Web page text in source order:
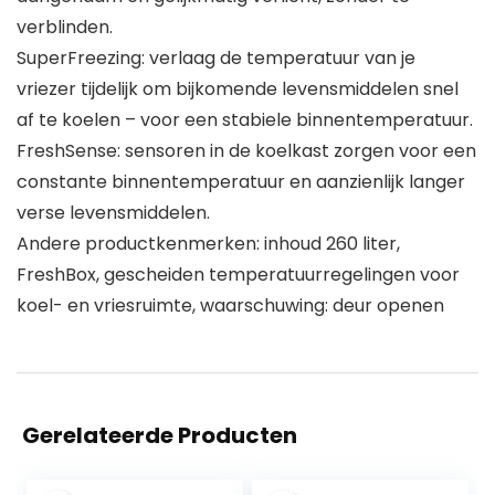
verblinden.
SuperFreezing: verlaag de temperatuur van je
vriezer tijdelijk om bijkomende levensmiddelen snel
af te koelen – voor een stabiele binnentemperatuur.
FreshSense: sensoren in de koelkast zorgen voor een
constante binnentemperatuur en aanzienlijk langer
verse levensmiddelen.
Andere productkenmerken: inhoud 260 liter,
FreshBox, gescheiden temperatuurregelingen voor
koel- en vriesruimte, waarschuwing: deur openen
Gerelateerde Producten